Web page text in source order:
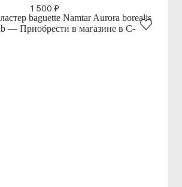
1 500 ₽